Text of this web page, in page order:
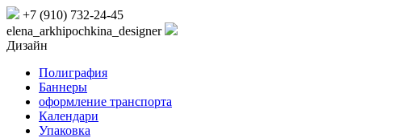
+7 (910) 732-24-45
elena_arkhipochkina_designer
Дизайн
Полиграфия
Баннеры
оформление транспорта
Календари
Упаковка